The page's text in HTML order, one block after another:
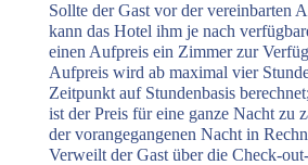
Sollte der Gast vor der vereinbarten
kann das Hotel ihm je nach
einen Aufpreis ein Zimmer zur
Aufpreis wird ab maximal vier
Zeitpunkt auf Stundenbasis
ist der Preis für eine ganze Nacht zu
der vorangegangenen Nacht in
Verweilt der Gast über die Check-